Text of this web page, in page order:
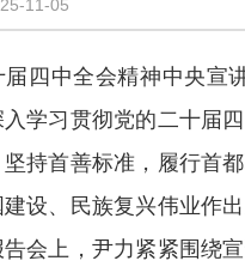
11-05
四中全会精神中央宣
学习贯彻党的二十届
持首善标准，履行首
设、民族复兴伟业作出
会上，尹力紧紧围绕